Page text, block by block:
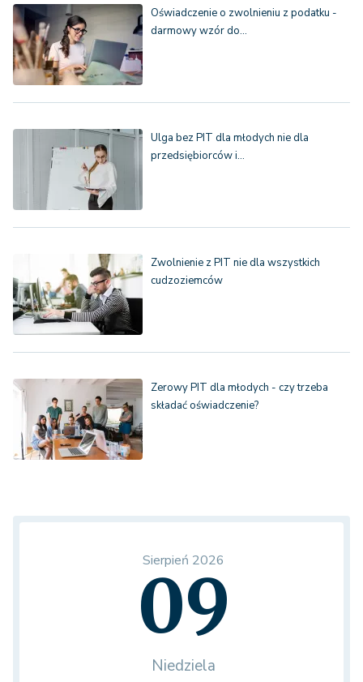
Oświadczenie o zwolnieniu z podatku -
darmowy wzór do…
Ulga bez PIT dla młodych nie dla
przedsiębiorców i…
Zwolnienie z PIT nie dla wszystkich
cudzoziemców
Zerowy PIT dla młodych - czy trzeba
składać oświadczenie?
Sierpień 2026
09
Niedziela